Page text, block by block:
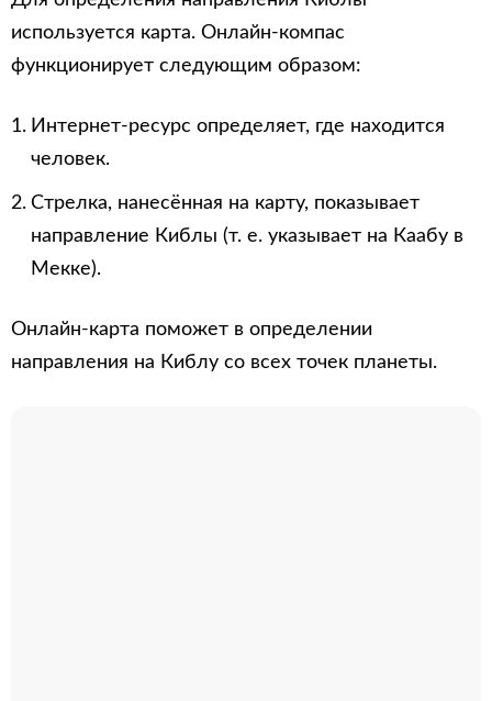
используется карта. Онлайн-компас
функционирует следующим образом:
Интернет-ресурс определяет, где находится
человек.
Стрелка, нанесённая на карту, показывает
направление Киблы (т. е. указывает на Каабу в
Мекке).
Онлайн-карта поможет в определении
направления на Киблу со всех точек планеты.